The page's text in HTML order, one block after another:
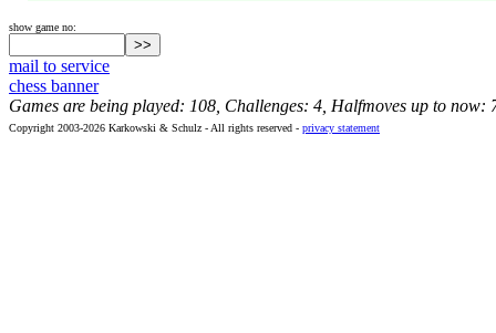
show game no:
mail to service
chess banner
Games are being played: 108, Challenges: 4, Halfmoves up to now:
Copyright 2003-2026 Karkowski & Schulz - All rights reserved - privacy statement